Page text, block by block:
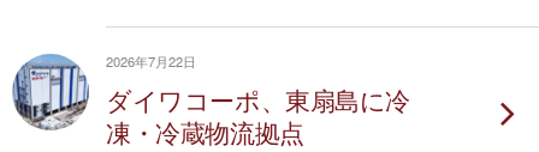
2026年7月22日
ダイワコーポ、東扇島に冷
凍・冷蔵物流拠点